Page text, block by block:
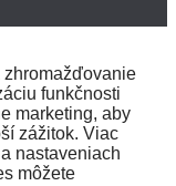
zhromažďovanie
funkčnosti
marketing, aby
zážitok. Viac
nastaveniach
môžete